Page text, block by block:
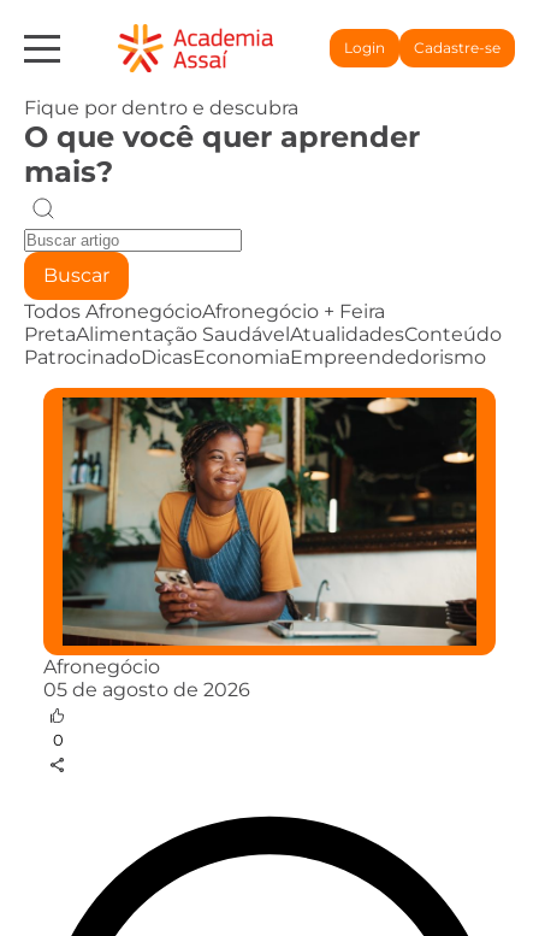
Login Cadastre-se
Fique por dentro e descubra
O que você quer aprender
mais?
Buscar
Todos AfronegócioAfronegócio + Feira
PretaAlimentação SaudávelAtualidadesConteúdo
PatrocinadoDicasEconomiaEmpreendedorismo
Afronegócio
05 de agosto de 2026
0